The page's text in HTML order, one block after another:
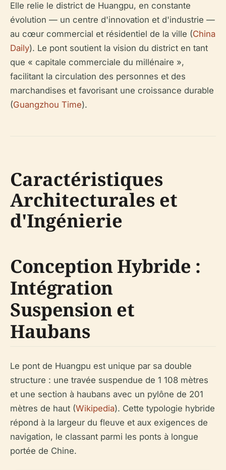
Elle relie le district de Huangpu, en constante
évolution — un centre d'innovation et d'industrie —
au cœur commercial et résidentiel de la ville (China
Daily). Le pont soutient la vision du district en tant
que « capitale commerciale du millénaire »,
facilitant la circulation des personnes et des
marchandises et favorisant une croissance durable
(Guangzhou Time).
Caractéristiques
Architecturales et
d'Ingénierie
Conception Hybride :
Intégration
Suspension et
Haubans
Le pont de Huangpu est unique par sa double
structure : une travée suspendue de 1 108 mètres
et une section à haubans avec un pylône de 201
mètres de haut (Wikipedia). Cette typologie hybride
répond à la largeur du fleuve et aux exigences de
navigation, le classant parmi les ponts à longue
portée de Chine.